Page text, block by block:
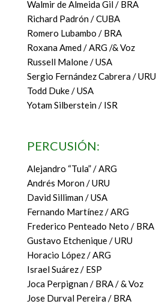
Walmir de Almeida Gil / BRA
Richard Padrón / CUBA
Romero Lubambo / BRA
Roxana Amed / ARG /& Voz
Russell Malone / USA
Sergio Fernández Cabrera / URU
Todd Duke / USA
Yotam Silberstein / ISR
PERCUSIÓN:
Alejandro “Tula” / ARG
Andrés Moron / URU
David Silliman / USA
Fernando Martínez / ARG
Frederico Penteado Neto / BRA
Gustavo Etchenique / URU
Horacio López / ARG
Israel Suárez / ESP
Joca Perpignan / BRA / & Voz
Jose Durval Pereira / BRA